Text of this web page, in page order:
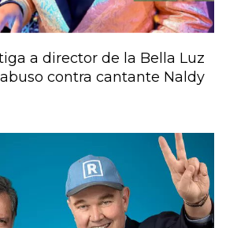
a director de la Bella Luz
contra cantante Naldy